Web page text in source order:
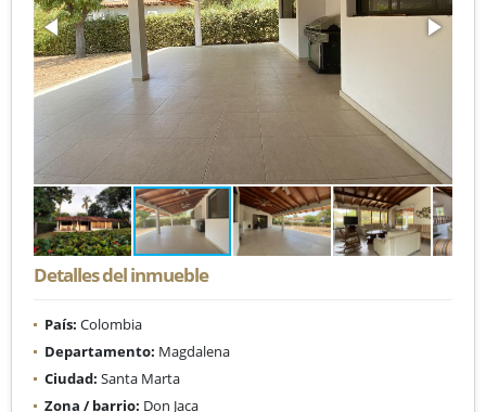
Detalles del inmueble
País: Colombia
Departamento: Magdalena
Ciudad: Santa Marta
Zona / barrio: Don Jaca